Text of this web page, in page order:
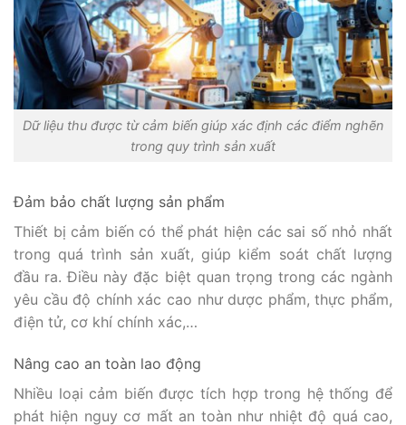
Dữ liệu thu được từ cảm biến giúp xác định các điểm nghẽn
trong quy trình sản xuất
Đảm bảo chất lượng sản phẩm
Thiết bị cảm biến có thể phát hiện các sai số nhỏ nhất
trong quá trình sản xuất, giúp kiểm soát chất lượng
đầu ra. Điều này đặc biệt quan trọng trong các ngành
yêu cầu độ chính xác cao như dược phẩm, thực phẩm,
điện tử, cơ khí chính xác,…
Nâng cao an toàn lao động
Nhiều loại cảm biến được tích hợp trong hệ thống để
phát hiện nguy cơ mất an toàn như nhiệt độ quá cao,